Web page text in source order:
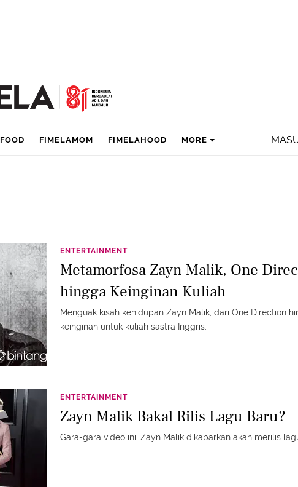
FOOD FIMELAMOM FIMELAHOOD MORE
ENTERTAINMENT
Metamorfosa Zayn Malik, One
hingga Keinginan Kuliah
Menguak kisah kehidupan Zayn Malik, dari One Direction
keinginan untuk kuliah sastra Inggris.
ENTERTAINMENT
Zayn Malik Bakal Rilis Lagu Baru?
Gara-gara video ini, Zayn Malik dikabarkan akan merilis